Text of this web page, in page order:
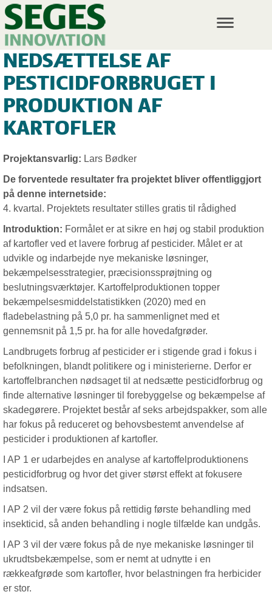
T
i
n
NEDSÆTTELSE AF
PESTICIDFORBRUGET I
PRODUKTION AF
KARTOFLER
Projektansvarlig: Lars Bødker
De forventede resultater fra projektet bliver offentliggjort
på denne internetside:
4. kvartal. Projektets resultater stilles gratis til rådighed
Introduktion: Formålet er at sikre en høj og stabil produktion
af kartofler ved et lavere forbrug af pesticider. Målet er at
udvikle og indarbejde nye mekaniske løsninger,
bekæmpelsesstrategier, præcisionssprøjtning og
beslutningsværktøjer. Kartoffelproduktionen topper
bekæmpelsesmiddelstatistikken (2020) med en
fladebelastning på 5,0 pr. ha sammenlignet med et
gennemsnit på 1,5 pr. ha for alle hovedafgrøder.
Landbrugets forbrug af pesticider er i stigende grad i fokus i
befolkningen, blandt politikere og i ministerierne. Derfor er
kartoffelbranchen nødsaget til at nedsætte pesticidforbrug og
finde alternative løsninger til forebyggelse og bekæmpelse af
skadegørere. Projektet består af seks arbejdspakker, som alle
har fokus på reduceret og behovsbestemt anvendelse af
pesticider i produktionen af kartofler.
I AP 1 er udarbejdes en analyse af kartoffelproduktionens
pesticidforbrug og hvor det giver størst effekt at fokusere
indsatsen.
I AP 2 vil der være fokus på rettidig første behandling med
insekticid, så anden behandling i nogle tilfælde kan undgås.
I AP 3 vil der være fokus på de nye mekaniske løsninger til
ukrudtsbekæmpelse, som er nemt at udnytte i en
rækkeafgrøde som kartofler, hvor belastningen fra herbicider
er stor.